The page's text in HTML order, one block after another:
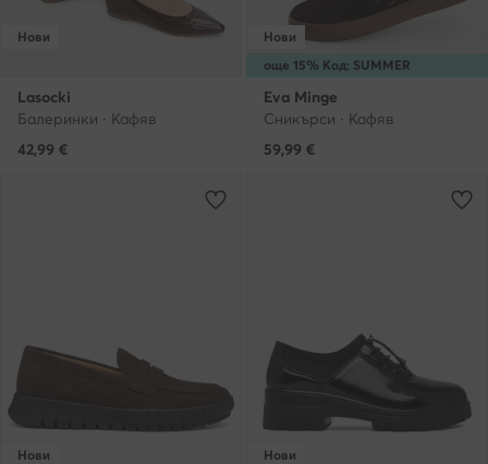
Нови
Lasocki
Балеринки · Кафяв
42,99 €
още 15% Код: SUMMER
Нови
Eva Minge
Сникърси · Кафяв
59,99 €
Нови Нови